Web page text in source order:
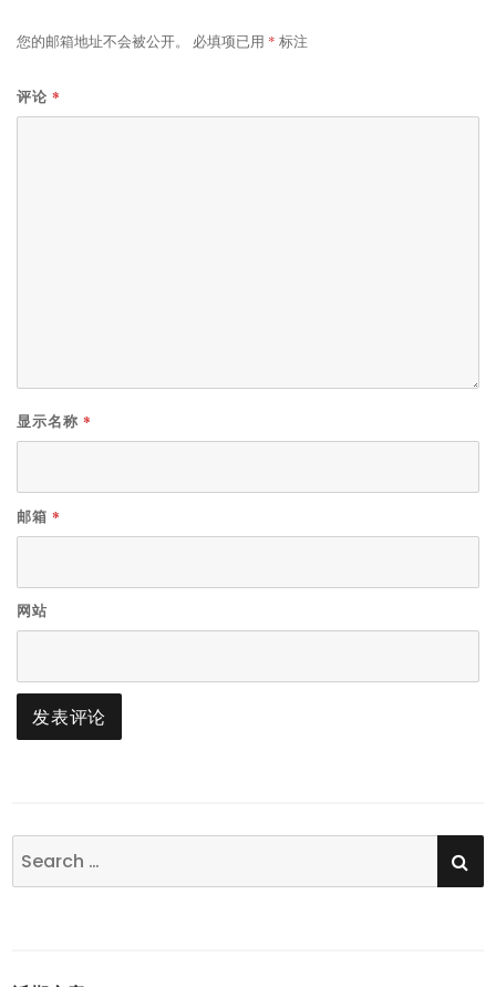
您的邮箱地址不会被公开。 必填项已用 * 标注
评论 *
显示名称 *
邮箱 *
网站
Search
for: